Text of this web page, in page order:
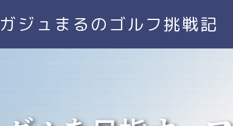
ガジュまるのゴルフ挑戦記